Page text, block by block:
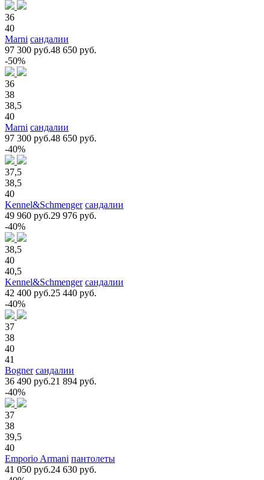
36
40
Marni сандалии
97 300 руб.48 650 руб.
-50%
36
38
38,5
40
Marni сандалии
97 300 руб.48 650 руб.
-40%
37,5
38,5
40
Kennel&Schmenger сандалии
49 960 руб.29 976 руб.
-40%
38,5
40
40,5
Kennel&Schmenger сандалии
42 400 руб.25 440 руб.
-40%
37
38
40
41
Bogner сандалии
36 490 руб.21 894 руб.
-40%
37
38
39,5
40
Emporio Armani пантолеты
41 050 руб.24 630 руб.